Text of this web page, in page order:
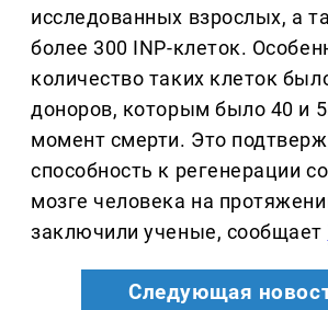
исследованных взрослых, а
более 300 INP-клеток.
количество таких клеток
доноров, которым было 40 и
момент смерти. Это
способность к регенерации
мозге человека на
заключили ученые, сообщает
Следующая